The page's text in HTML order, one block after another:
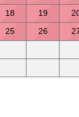
18 19
25 26